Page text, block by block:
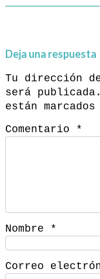
Deja una respuesta
Tu dirección
será publicada.
están marcados
Comentario
*
Nombre *
Correo